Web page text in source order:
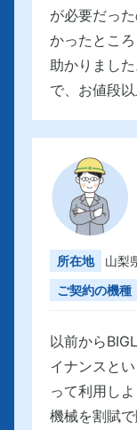
が必要だっ
かったとこ
助かりまし
で、お値段
所在地 山梨
ご契約の機種
以前から
イナンスと
って利用し
機械を割賦